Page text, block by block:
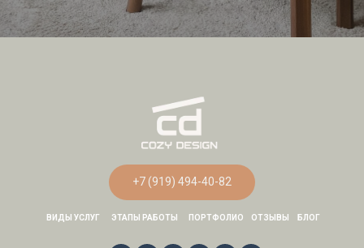
ГЛАВНАЯ СТРАНИЦА
ВИДЫ УСЛУГ ЭТАПЫ РАБОТЫ ПОРТФОЛИО БЛОГ
+7 (919) 494-40-82
ОТЗЫВЫ